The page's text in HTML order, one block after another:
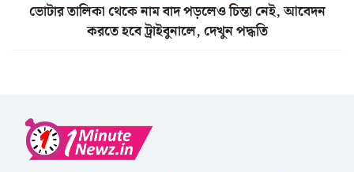
ভোটার তালিকা থেকে নাম বাদ পড়লেও চিন্তা নেই, আবেদন
করতে হবে ট্রাইবুনালে, দেখুন পদ্ধতি